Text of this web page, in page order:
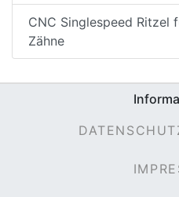
CNC Singlespeed Ritzel
Zähne